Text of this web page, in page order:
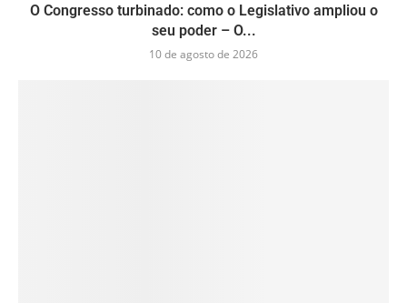
O Congresso turbinado: como o Legislativo ampliou o
seu poder – O...
10 de agosto de 2026